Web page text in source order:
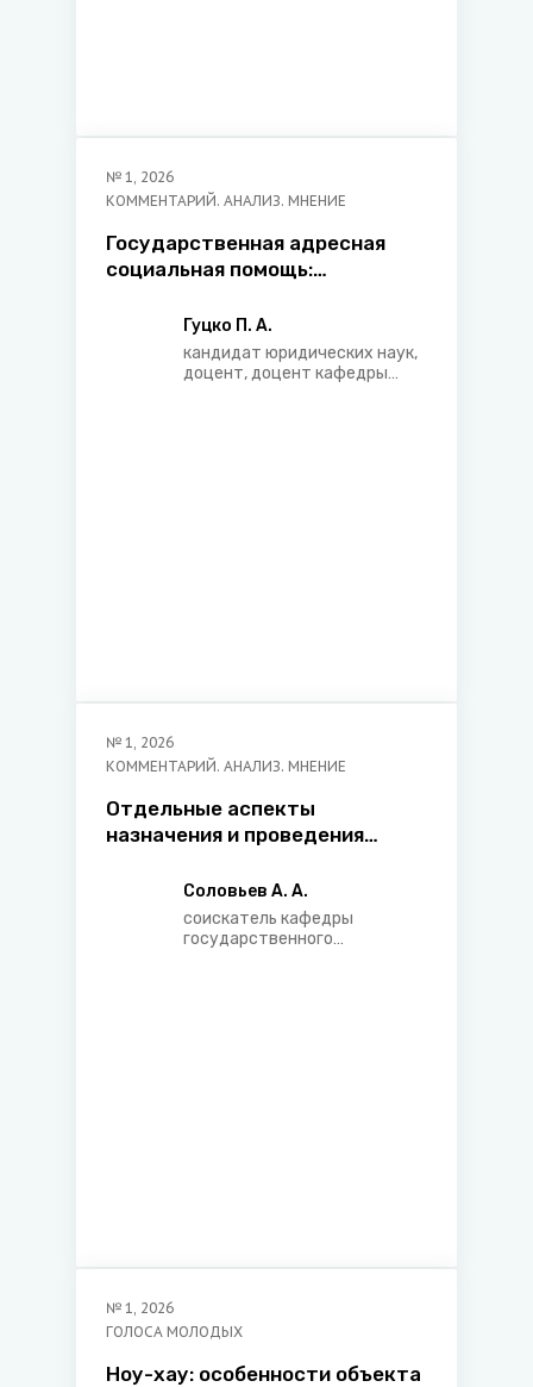
№ 1, 2026
КОММЕНТАРИЙ. АНАЛИЗ. МНЕНИЕ
Государственная адресная
социальная помощь:
функционирования и развития
Гуцко П. А.
кандидат юридических наук,
доцент, доцент кафедры
№ 1, 2026
КОММЕНТАРИЙ. АНАЛИЗ. МНЕНИЕ
Отдельные аспекты
назначения и проведения
Соловьев А. А.
соискатель кафедры
государственного
№ 1, 2026
ГОЛОСА МОЛОДЫХ
Ноу-хау: особенности объекта